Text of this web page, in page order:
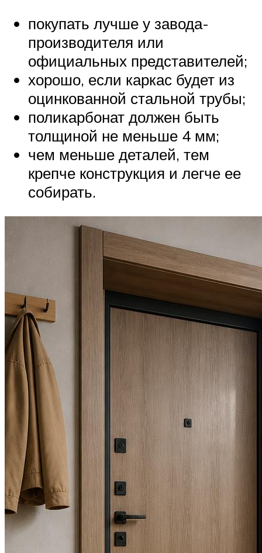
покупать лучше у завода-
производителя или
официальных представителей;
хорошо, если каркас будет из
оцинкованной стальной трубы;
поликарбонат должен быть
толщиной не меньше 4 мм;
чем меньше деталей, тем
крепче конструкция и легче ее
собирать.